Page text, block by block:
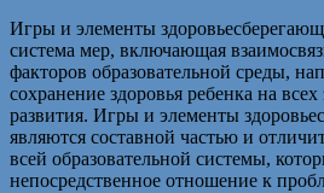
Игры и элементы
система мер, включающая
факторов образовательной среды,
сохранение здоровья ребенка на
развития. Игры и элементы
являются составной частью и
всей образовательной системы,
непосредственное отношение к